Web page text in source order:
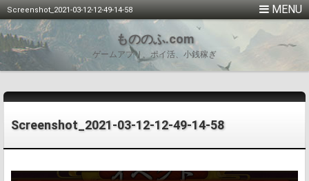
Screenshot_2021-03-12-12-49-14-58
もののふ.com
ゲームアプリ、ポイ活、小銭稼ぎ
Screenshot_2021-03-12-12-49-14-58